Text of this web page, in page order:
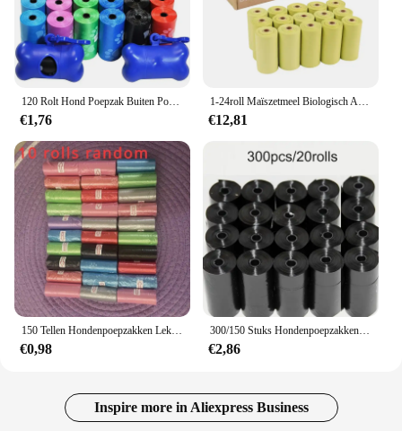
120 Rolt Hond Poepzak Buiten Poepzak Poep Buitenshuis Schoon Huisdieren Benodigdheden Voor Hond 15 Zakjes/Roll Navulling Vuilniszak Huisdier Benodigdheden
€1,76
1-24roll Maïszetmeel Biologisch Afbreekbare Huisdierenvuilniszak Composteerbaar Vest Stijl Kat Hond Poep Vuilniszakken Buiten Huisdieren Dragers Tool
€12,81
150 Tellen Hondenpoepzakken Lekvrij, Geurafdichtende Polyethyleen Afvalzakken Voor Huisdieren, Navullingen Van Hondenzakken Voor Buitengebruik
€0,98
300/150 Stuks Hondenpoepzakken, Draagbare Afvalzakken Voor Huisdieren, Duurzame En Lekvrije Vuilniszakken Voor Huisdieren, Schoonmaakbenodigdheden Voor Huisdieren
€2,86
Inspire more in Aliexpress Business